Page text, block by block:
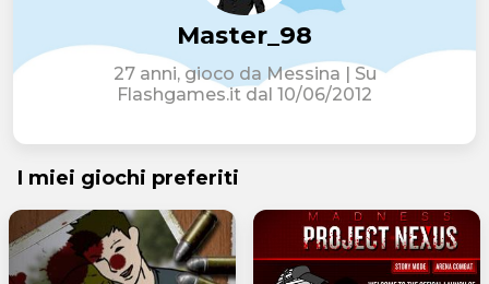
Master_98
27 anni, gioco da Messina | Su
Flashgames.it dal 10/06/2012
I miei giochi preferiti